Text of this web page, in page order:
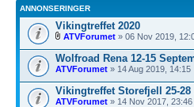
ANNONSERINGER
Vikingtreffet 2020
ATVForumet » 06 Nov 2019,
Wolfroad Rena 12-15
ATVForumet » 14 Aug 2019, 14:15
Vikingtreffet Storefjell 25-28
ATVForumet » 14 Nov 2017, 23:46